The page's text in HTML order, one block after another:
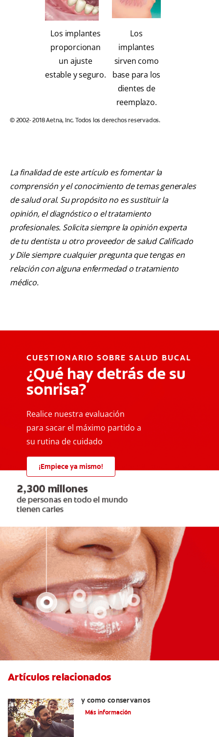
Los implantes
proporcionan
un ajuste
estable y seguro.
Los
implantes
sirven como
base para los
dientes de
reemplazo.
© 2002- 2018 Aetna, Inc. Todos los derechos reservados.
La finalidad de este artículo es fomentar la
comprensión y el conocimiento de temas generales
de salud oral. Su propósito no es sustituir la
opinión, el diagnóstico o el tratamiento
profesionales. Solicita siempre la opinión experta
de tu dentista u otro proveedor de salud Calificado
y Dile siempre cualquier pregunta que tengas en
relación con alguna enfermedad o tratamiento
médico.
CUESTIONARIO SOBRE SALUD BUCAL
¿Qué hay detrás de su
sonrisa?
Realice nuestra evaluación
para sacar el máximo partido a
su rutina de cuidado
¡Empiece ya mismo!
Artículos relacionados
y cómo conservarlos
Más información